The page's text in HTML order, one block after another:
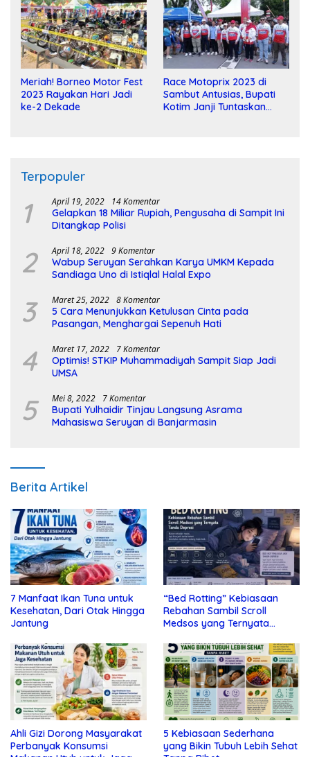
Meriah! Borneo Motor Fest
2023 Rayakan Hari Jadi
ke-2 Dekade
Race Motoprix 2023 di
Sambut Antusias, Bupati
Kotim Janji Tuntaskan
Terpopuler
1 April 19, 2022 14 Komentar
Gelapkan 18 Miliar Rupiah, Pengusaha di Sampit Ini
Ditangkap Polisi
2 April 18, 2022 9 Komentar
Wabup Seruyan Serahkan Karya UMKM Kepada
Sandiaga Uno di Istiqlal Halal Expo
3 Maret 25, 2022 8 Komentar
5 Cara Menunjukkan Ketulusan Cinta pada
Pasangan, Menghargai Sepenuh Hati
4 Maret 17, 2022 7 Komentar
Optimis! STKIP Muhammadiyah Sampit Siap Jadi
UMSA
5 Mei 8, 2022 7 Komentar
Bupati Yulhaidir Tinjau Langsung Asrama
Mahasiswa Seruyan di Banjarmasin
Berita Artikel
7 Manfaat Ikan Tuna untuk
Kesehatan, Dari Otak Hingga
Jantung
“Bed Rotting” Kebiasaan
Rebahan Sambil Scroll
Medsos yang Ternyata
Ahli Gizi Dorong Masyarakat
Perbanyak Konsumsi
5 Kebiasaan Sederhana
yang Bikin Tubuh Lebih Sehat